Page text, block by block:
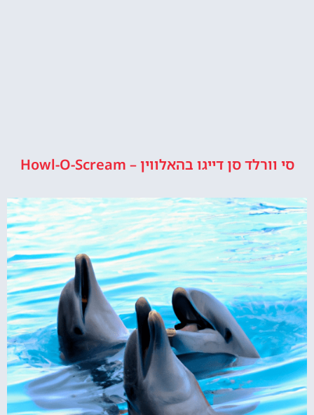
סי וורלד סן דייגו בהאלווין – Howl-O-Scream